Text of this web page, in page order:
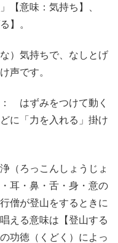
【意味：気持ち】、
】。
）気持ちで、なしとげ
声です。
はずみをつけて動く
に「力を入れる」掛け
（ろっこんしょうじょ
耳・鼻・舌・身・意の
僧が登山をするときに
える意味は【登山する
功徳（くどく）によっ